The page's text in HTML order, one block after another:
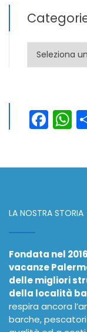
Categorie
LA NOSTRA STORIA
Fondata nel
vacanze
delle migliori
della località
respira ancora
barche,